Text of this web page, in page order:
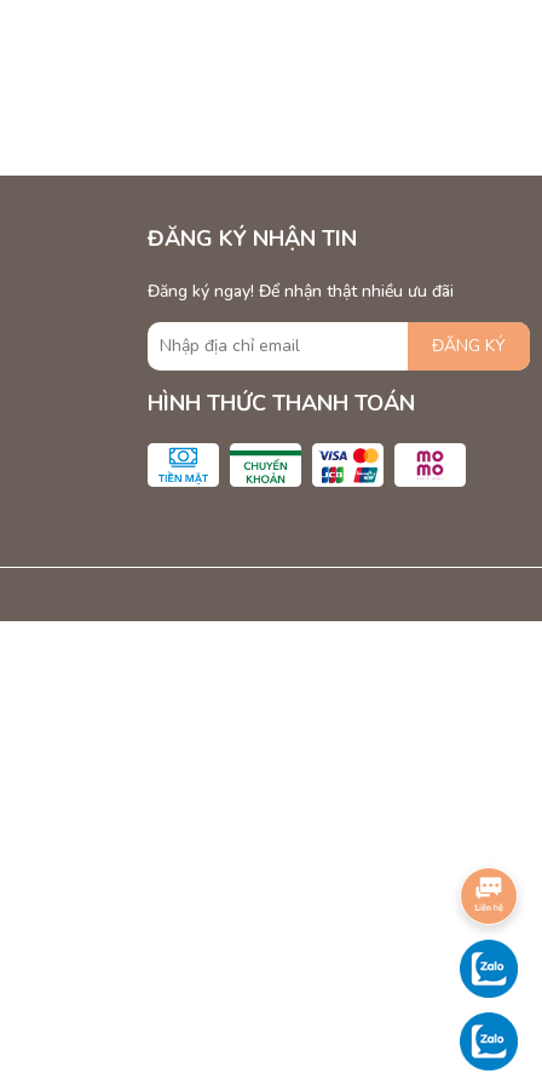
ĐĂNG KÝ NHẬN TIN
Đăng ký ngay! Để nhận thật nhiều ưu đãi
ĐĂNG KÝ
HÌNH THỨC THANH TOÁN